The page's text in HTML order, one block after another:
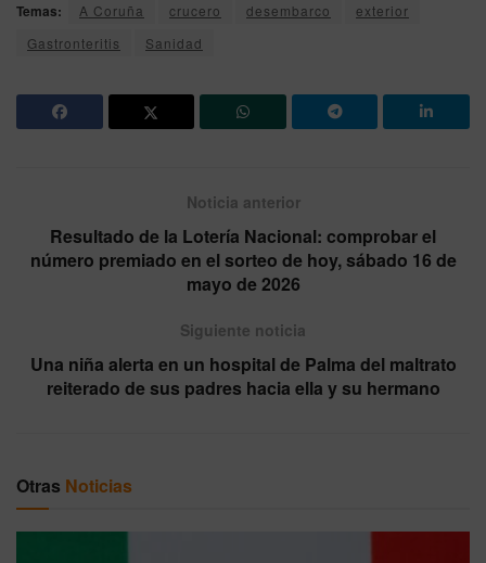
Temas: A Coruña crucero desembarco
exterior
Gastronteritis
Sanidad
Noticia anterior
Resultado de la Lotería Nacional: comprobar el
número premiado en el sorteo de hoy, sábado 16 de
mayo de 2026
Siguiente noticia
Una niña alerta en un hospital de Palma del maltrato
reiterado de sus padres hacia ella y su hermano
Otras Noticias